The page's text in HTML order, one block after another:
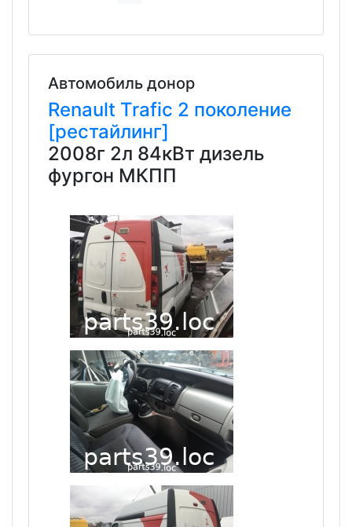
Автомобиль донор
Renault Trafic 2 поколение
[рестайлинг]
2008г 2л 84кВт дизель
фургон МКПП